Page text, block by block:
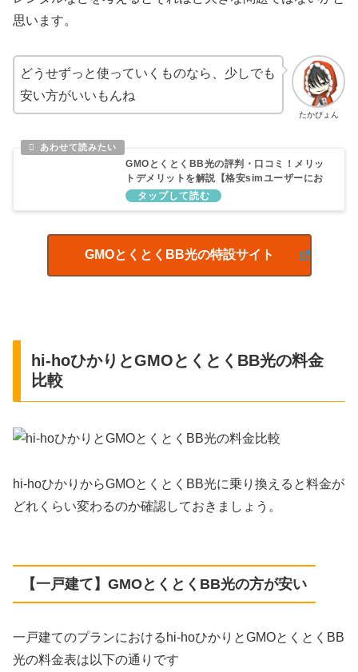
思います。
たかぴょん
どうせずっと使っていくものなら、少しでも
安い方がいいもんね
GMOとくとくBB光の評判・口コミ！メリッ
トデメリットを解説【格安simユーザーにお
すすめ】
GMOとくとくBB光の特設サイト
hi-hoひかりとGMOとくとくBB光の料金
比較
hi-hoひかりからGMOとくとくBB光に乗り換えると料金が
どれくらい変わるのか確認しておきましょう。
【一戸建て】GMOとくとくBB光の方が安い
一戸建てのプランにおけるhi-hoひかりとGMOとくとくBB
光の料金表は以下の通りです